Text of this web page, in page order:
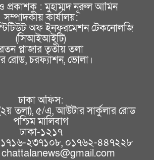
প্রকাশক : মুহাম্মদ নূরুল আমিন
সম্পাদকীয় কার্যালয়:
অফ ইনফরমেশন টেকনোলজি
(সিআইআইটি)
প্লাজার তৃতীয় তলা
রোড, চরফ্যাশন, ভোলা।
ঢাকা অফিস:
তলা), ৫/এ, আউটার সার্কুলার রোড
পশ্চিম মালিবাগ
ঢাকা-১২১৭
২৩৭১০৮, ০১৭৬২-৪৪৭২২৮